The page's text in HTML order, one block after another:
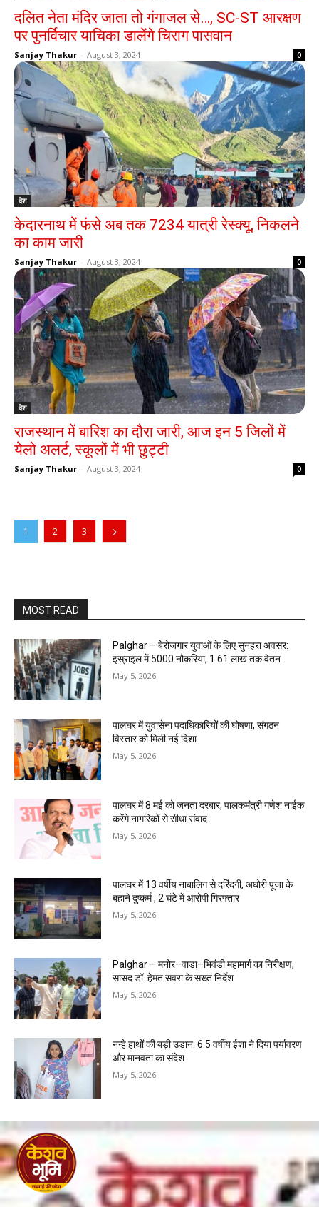
दलित नेता मंदिर जाता तो गंगाजल से…, SC-ST आरक्षण
पर पुनर्विचार याचिका डालेंगे चिराग पासवान
Sanjay Thakur - August 3, 2024 0
देश
केदारनाथ में फंसे अब तक 7234 यात्री रेस्क्यू, निकलने
का काम जारी
Sanjay Thakur - August 3, 2024 0
देश
राजस्थान में बारिश का दौरा जारी, आज इन 5 जिलों में
येलो अलर्ट, स्कूलों में भी छुट्टी
Sanjay Thakur - August 3, 2024 0
1 2 3
MOST READ
Palghar – बेरोजगार युवाओं के लिए सुनहरा अवसर:
इस्राइल में 5000 नौकरियां, ₹1.61 लाख तक वेतन
May 5, 2026
पालघर में युवासेना पदाधिकारियों की घोषणा, संगठन
विस्तार को मिली नई दिशा
May 5, 2026
पालघर में 8 मई को जनता दरबार, पालकमंत्री गणेश नाईक
करेंगे नागरिकों से सीधा संवाद
May 5, 2026
पालघर में 13 वर्षीय नाबालिग से दरिंदगी, अघोरी पूजा के
बहाने दुष्कर्म , 2 घंटे में आरोपी गिरफ्तार
May 5, 2026
Palghar – मनोर–वाडा–भिवंडी महामार्ग का निरीक्षण,
सांसद डॉ. हेमंत सवरा के सख्त निर्देश
May 5, 2026
नन्हे हाथों की बड़ी उड़ान: 6.5 वर्षीय ईशा ने दिया पर्यावरण
और मानवता का संदेश
May 5, 2026